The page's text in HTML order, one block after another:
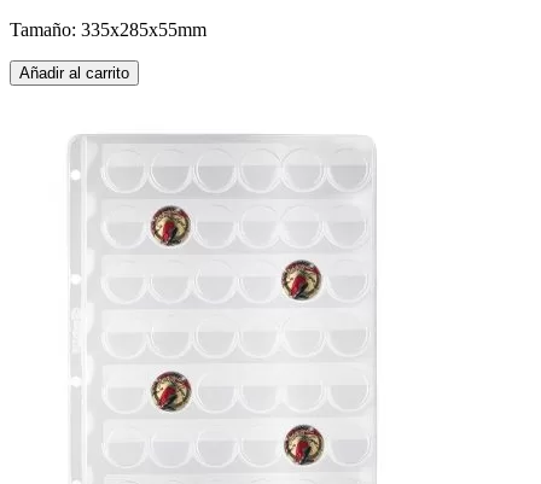
Tamaño: 335x285x55mm
Añadir al carrito